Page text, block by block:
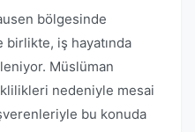
bölgesinde
birlikte, iş hayatında
Müslüman
nedeniyle mesai
bu konuda